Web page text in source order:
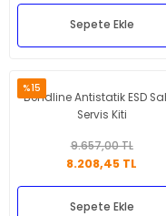
Sepete Ekle
%15
Bondline Antistatik ESD
Servis Kiti
9.657,00 TL
8.208,45 TL
Sepete Ekle